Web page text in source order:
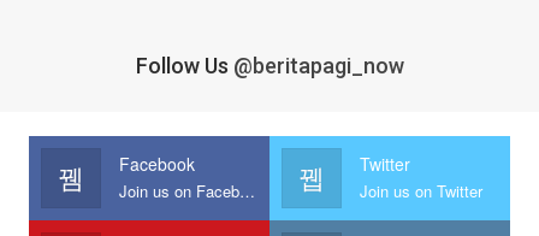
Follow Us @beritapagi_now
Facebook
Join us on Facebook
Twitter
Join us on Twitter